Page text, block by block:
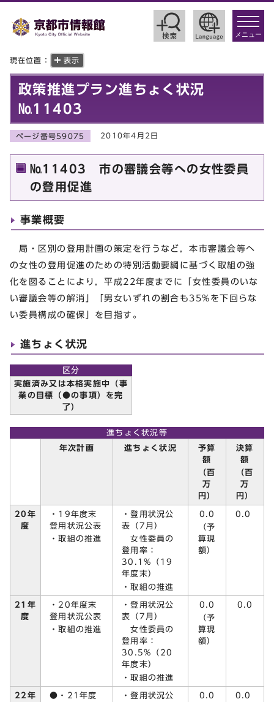
toggle
メニュー
現在位置： 表示
政策推進プラン進ちょく状況
№11403
ページ番号59075 2010年4月2日
№11403 市の審議会等への女性委員
の登用促進
事業概要
局・区別の登用計画の策定を行うなど，本市審議会等へ
の女性の登用促進のための特別活動要綱に基づく取組の強
化を図ることにより，平成22年度までに「女性委員のいな
い審議会等の解消」「男女いずれの割合も35%を下回らな
い委員構成の確保」を目指す。
進ちょく状況
区分
実施済み又は本格実施中（事
業の目標（●の事項）を完
了）
進ちょく状況等
年次計画
進ちょく状況
予算
額
（百
万
円）
決算
額
（百
万
円）
20年
度
・19年度末
登用状況公表
・取組の推進
・登用状況公
表（7月）
女性委員の
登用率：
30.1%（19
年度末）
・取組の推進
0.0
（予
算現
額）
0.0
21年
度
・20年度末
登用状況公表
・取組の推進
・登用状況公
表（7月）
女性委員の
登用率：
30.5%（20
年度末）
・取組の推進
0.0
（予
算現
額）
0.0
22年
●・21年度
・登用状況公
0.0
0.0